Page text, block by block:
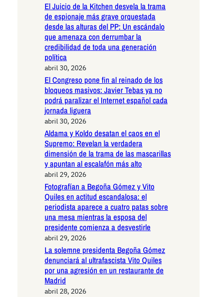
El Juicio de la Kitchen desvela la trama
de espionaje más grave orquestada
desde las alturas del PP: Un escándalo
que amenaza con derrumbar la
credibilidad de toda una generación
política
abril 30, 2026
El Congreso pone fin al reinado de los
bloqueos masivos: Javier Tebas ya no
podrá paralizar el Internet español cada
jornada liguera
abril 30, 2026
Aldama y Koldo desatan el caos en el
Supremo: Revelan la verdadera
dimensión de la trama de las mascarillas
y apuntan al escalafón más alto
abril 29, 2026
Fotografían a Begoña Gómez y Vito
Quiles en actitud escandalosa: el
periodista aparece a cuatro patas sobre
una mesa mientras la esposa del
presidente comienza a desvestirle
abril 29, 2026
La solemne presidenta Begoña Gómez
denunciará al ultrafascista Vito Quiles
por una agresión en un restaurante de
Madrid
abril 28, 2026